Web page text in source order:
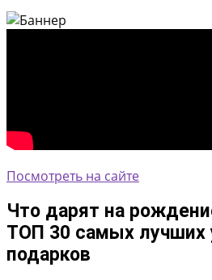
Посмотреть на сайте
Что дарят на
ТОП 30 самых лучших
подарков